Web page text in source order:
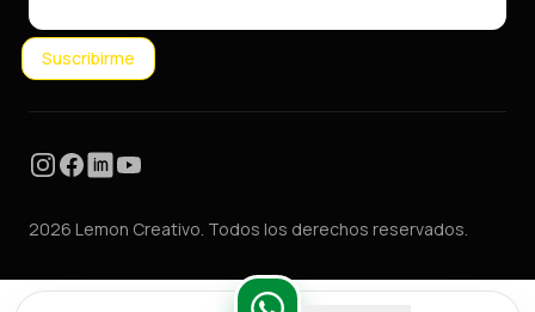
Suscribirme
Instagram
Facebook
LinkedInYouTube
2026 Lemon Creativo. Todos los derechos reservados.